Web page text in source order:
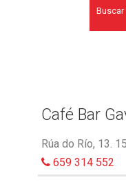
Buscar
Café Bar
Rúa do Río, 13.
659 314 552